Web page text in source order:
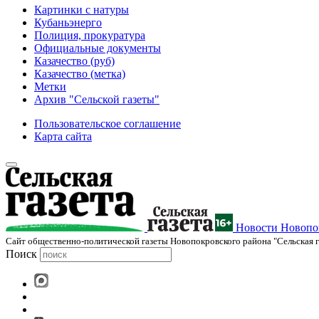
Картинки с натуры
Кубаньэнерго
Полиция, прокуратура
Официальные документы
Казачество (руб)
Казачество (метка)
Метки
Архив "Сельской газеты"
Пользовательское соглашение
Карта сайта
Новости
Cайт общественно-политической газеты Новопокровского района "Сельская
Поиск